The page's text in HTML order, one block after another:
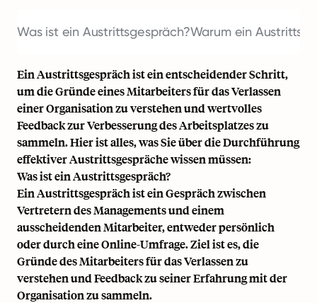
Was ist ein Austrittsgespräch?Warum ein
Ein Austrittsgespräch ist ein entscheidender Schritt,
um die Gründe eines Mitarbeiters für das Verlassen
einer Organisation zu verstehen und wertvolles
Feedback zur Verbesserung des Arbeitsplatzes zu
sammeln. Hier ist alles, was Sie über die Durchführung
effektiver Austrittsgespräche wissen müssen:
Was ist ein Austrittsgespräch?
Ein Austrittsgespräch ist ein Gespräch zwischen
Vertretern des Managements und einem
ausscheidenden Mitarbeiter, entweder persönlich
oder durch eine Online-Umfrage. Ziel ist es, die
Gründe des Mitarbeiters für das Verlassen zu
verstehen und Feedback zu seiner Erfahrung mit der
Organisation zu sammeln.